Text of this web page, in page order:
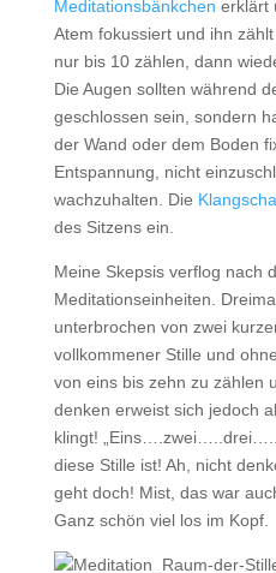
Meditationsbänkchen erklärt
Atem fokussiert und ihn
nur bis 10 zählen, dann
Die Augen sollten während
geschlossen sein, sondern
der Wand oder dem Boden
Entspannung, nicht
wachzuhalten. Die
des Sitzens ein.
Meine Skepsis verflog nach
Meditationseinheiten.
unterbrochen von zwei
vollkommener Stille und
von eins bis zehn zu zählen
denken erweist sich jedoch
klingt!
diese Stille ist! Ah, nicht
geht doch! Mist, das war
Ganz schön viel los im Kopf.